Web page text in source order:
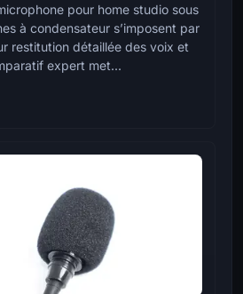
pour home studio sous
à condensateur s’imposent par
restitution détaillée des voix et
expert met...